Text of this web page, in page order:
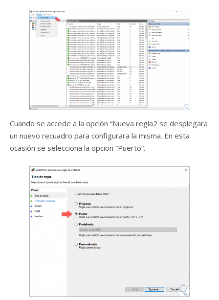
Cuando se accede a la opción “Nueva regla2 se desplegara
un nuevo recuadro para configurara la misma. En esta
ocasión se selecciona la opcion “Puerto”.